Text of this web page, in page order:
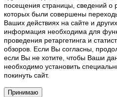
посещения страницы, сведений о
которых были совершены
Ваших действиях на сайте и
информация необходима для
проведения ретаргетинга и
обзоров. Если Вы согласны,
если Вы не хотите, чтобы Ваши
необходимо установить
покинуть сайт.
Принимаю